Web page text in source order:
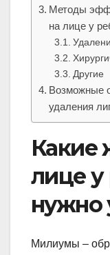
Методы
на лице у
Другие
Возможные
удаления
Какие
лице у
нужно
Милиумы –